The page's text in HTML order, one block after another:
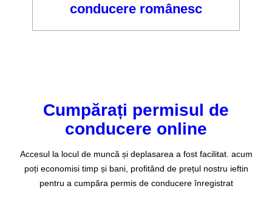
conducere românesc
Cumpărați permisul de
conducere online
Accesul la locul de muncă și deplasarea a fost facilitat. acum
poți economisi timp și bani, profitând de prețul nostru ieftin
pentru a cumpăra permis de conducere înregistrat